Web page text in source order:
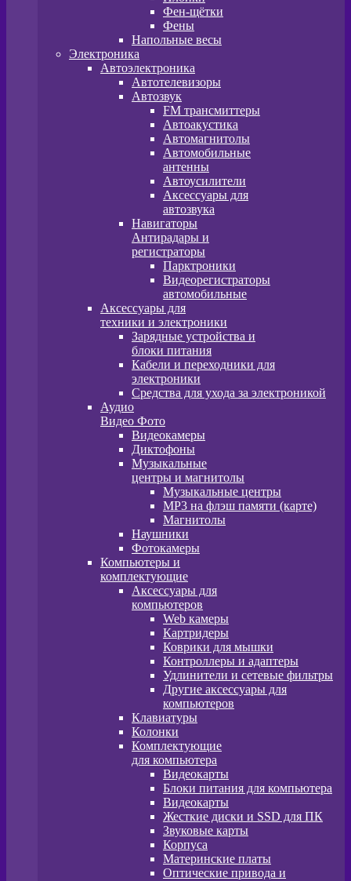
Фен-щётки
Фены
Напольные весы
Электроника
Автоэлектроника
Автотелевизоры
Автозвук
FM трансмиттеры
Автоакустика
Автомагнитолы
Автомобильные
антенны
Автоусилители
Аксессуары для
автозвука
Навигаторы
Антирадары и
регистраторы
Парктроники
Видеорегистраторы
автомобильные
Аксессуары для
техники и электроники
Зарядные устройства и
блоки питания
Кабели и переходники для
электроники
Средства для ухода за электроникой
Аудио
Видео Фото
Видеокамеры
Диктофоны
Музыкальные
центры и магнитолы
Музыкальные центры
MP3 на флэш памяти (карте)
Магнитолы
Наушники
Фотокамеры
Компьютеры и
комплектующие
Аксессуары для
компьютеров
Web камеры
Картридеры
Коврики для мышки
Контроллеры и адаптеры
Удлинители и сетевые фильтры
Другие аксессуары для
компьютеров
Клавиатуры
Колонки
Комплектующие
для компьютера
Видеокарты
Блоки питания для компьютера
Видеокарты
Жесткие диски и SSD для ПК
Звуковые карты
Корпуса
Материнские платы
Оптические привода и